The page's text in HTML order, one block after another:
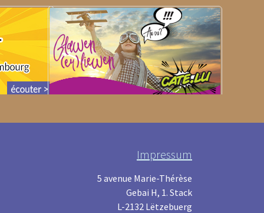
Impressum
5 avenue Marie-Thérèse
Gebai H, 1. Stack
L-2132 Lëtzebuerg